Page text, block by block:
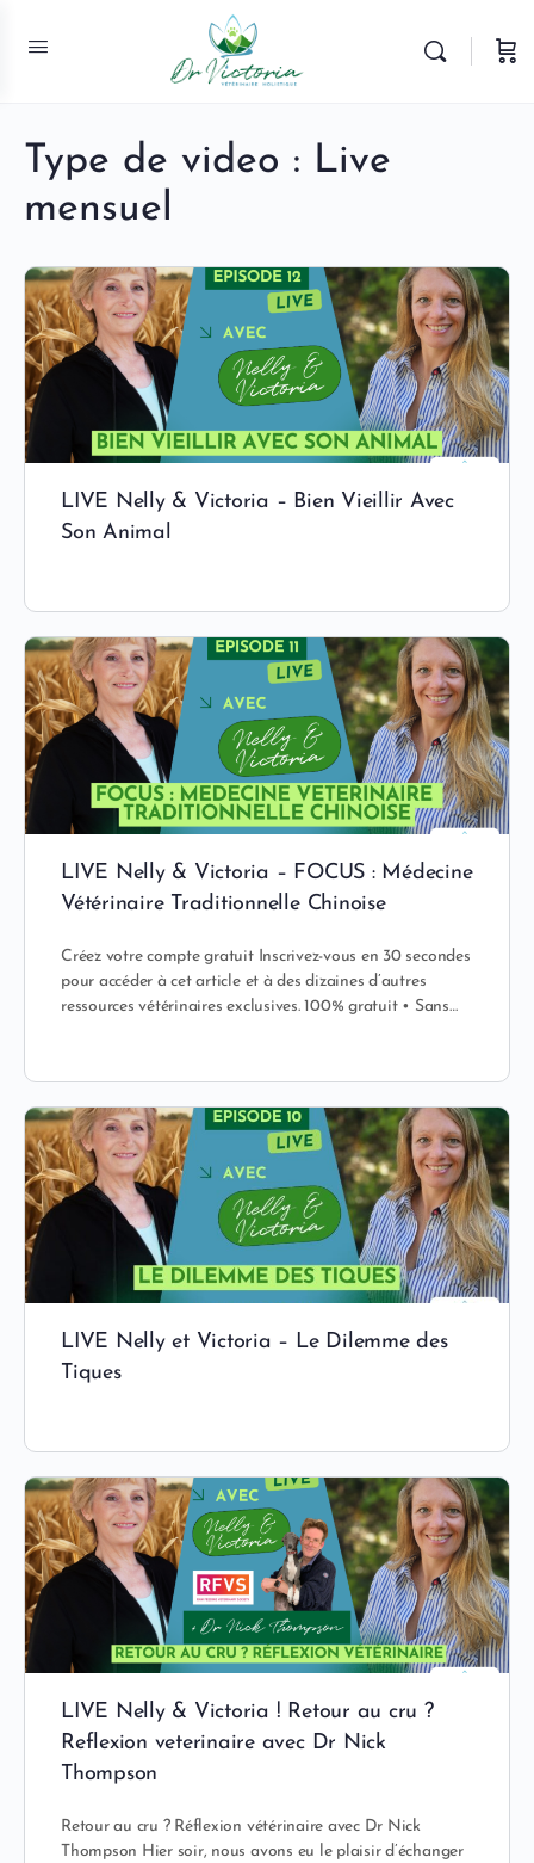
Type de video : Live
mensuel
LIVE Nelly & Victoria – Bien Vieillir Avec
Son Animal
LIVE Nelly & Victoria – FOCUS : Médecine
Vétérinaire Traditionnelle Chinoise
Créez votre compte gratuit Inscrivez-vous en 30 secondes
pour accéder à cet article et à des dizaines d’autres
ressources vétérinaires exclusives. 100% gratuit • Sans…
LIVE Nelly et Victoria – Le Dilemme des
Tiques
LIVE Nelly & Victoria ! Retour au cru ?
Reflexion veterinaire avec Dr Nick
Thompson
Retour au cru ? Réflexion vétérinaire avec Dr Nick
Thompson Hier soir, nous avons eu le plaisir d’échanger